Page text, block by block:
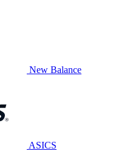
New Balance
ASICS